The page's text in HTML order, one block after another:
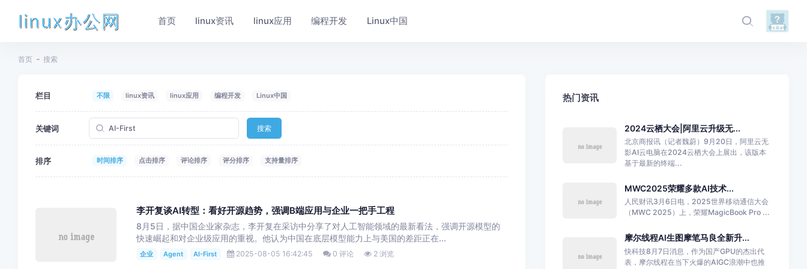
linux办公网 首页 linux资讯 linux应用 编程开发 Linux中国
首页 搜索
栏目 不限 linux资讯 linux应用 编程开发 Linux中国
关键词 搜索
排序 时间排序 点击排序 评论排序 评分排序 支持量排序
李开复谈AI转型：看好开源趋势，强调B端应用与企业一把手工程
8月5日，据中国企业家杂志，李开复在采访中分享了对人工智能领域的最新看法，强调开源模型的
快速崛起和对企业级应用的重视。他认为中国在底层模型能力上与美国的差距正在...
企业 Agent AI-First 2025-08-05 16:42:45 0 评论 2 浏览
热门资讯
2024云栖大会|阿里云升级无...
北京商报讯（记者魏蔚）9月20日，阿里云无
影AI云电脑在2024云栖大会上展出，该版本
基于最新的终端...
MWC2025荣耀多款AI技术...
人民财讯3月6日电，2025世界移动通信大会
（MWC 2025）上，荣耀MagicBook Pro ...
摩尔线程AI生图摩笔马良全新升...
快科技8月7日消息，作为国产GPU的杰出代
表，摩尔线程在当下火爆的AIGC浪潮中也推